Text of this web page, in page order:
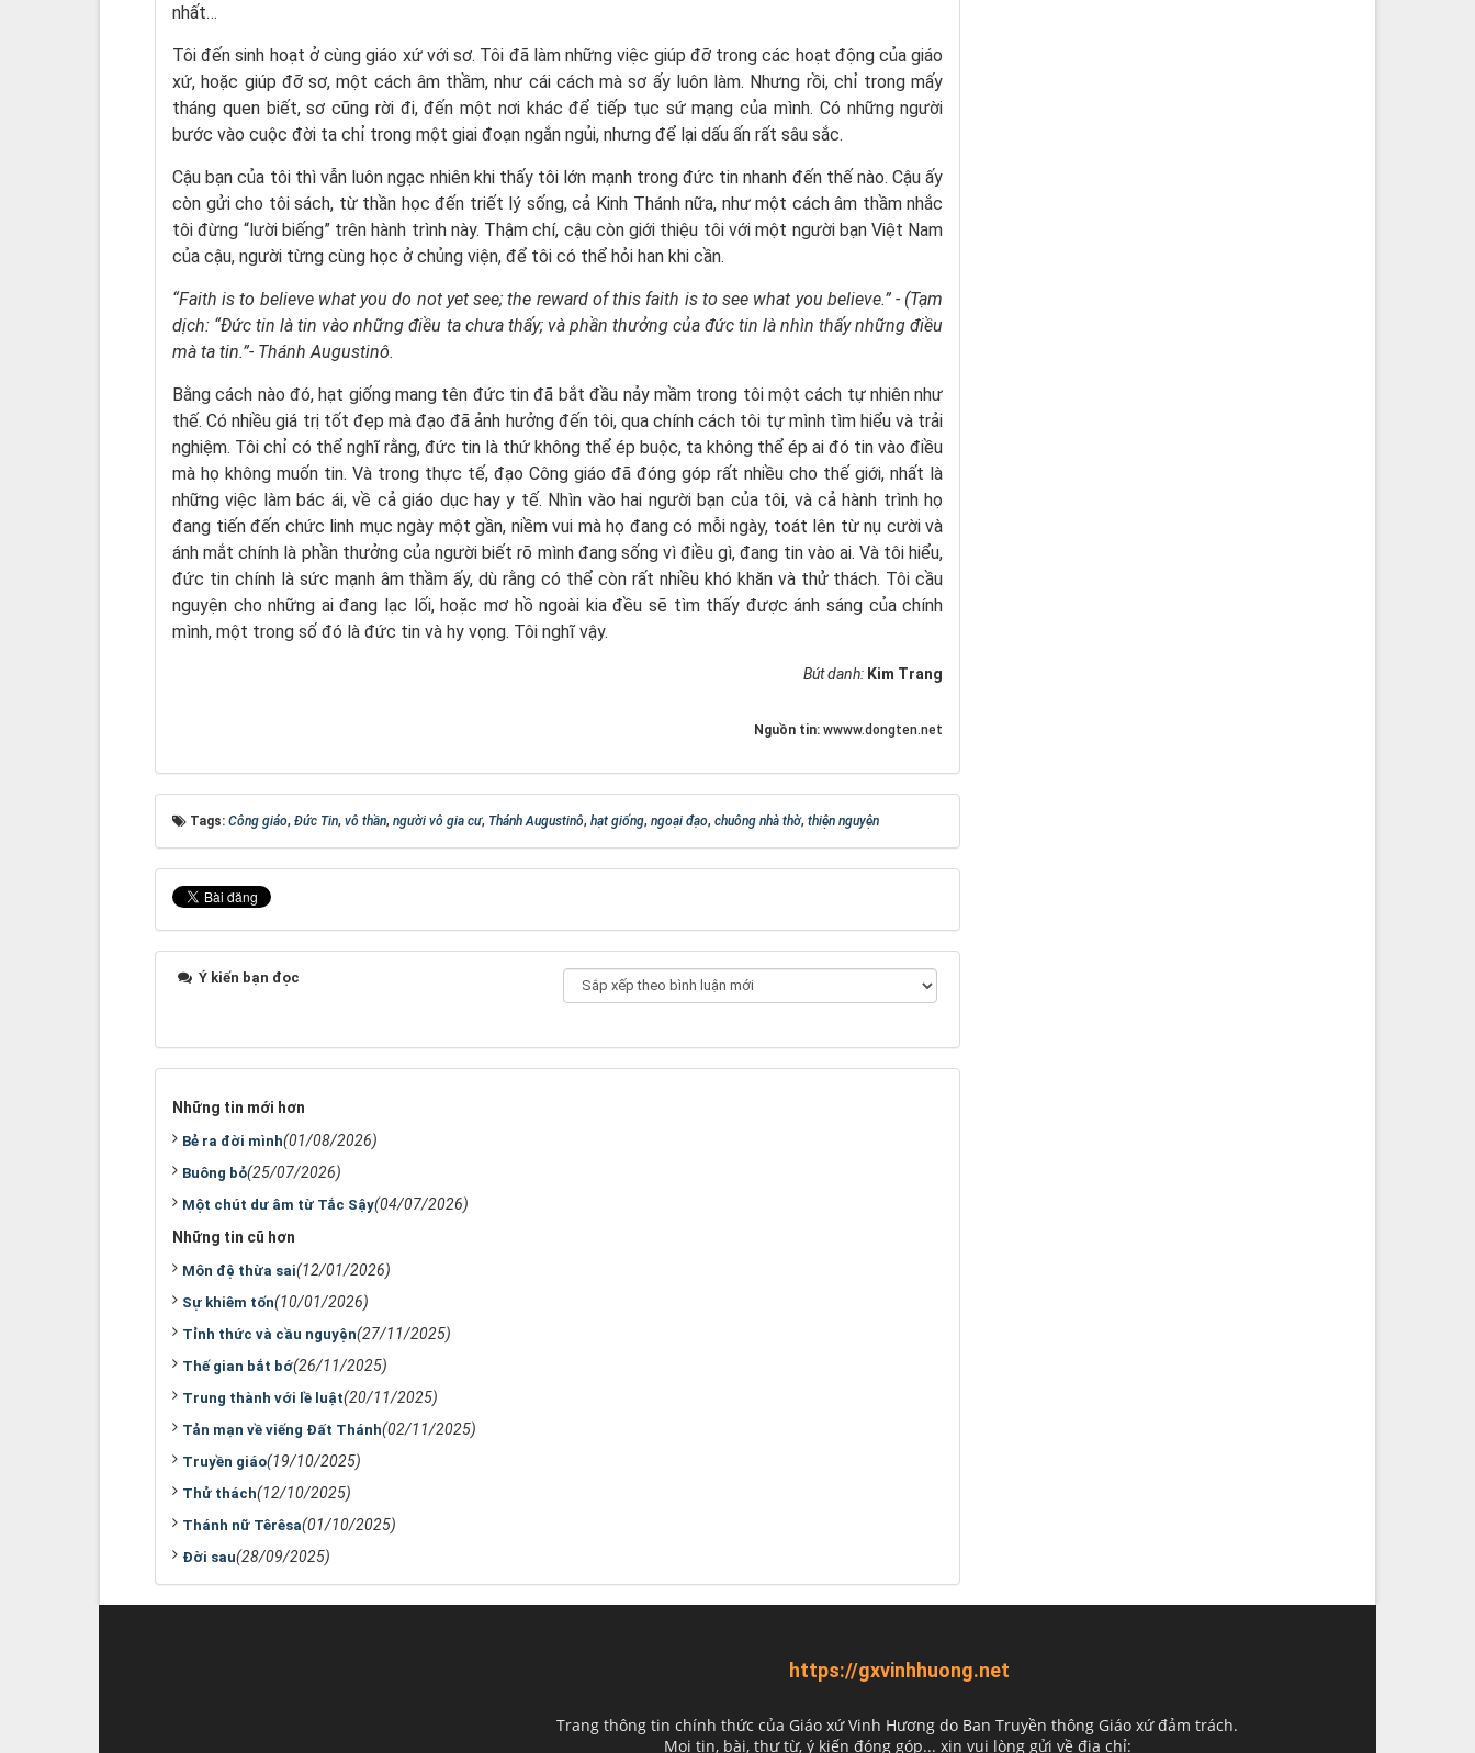
nhất…
Tôi đến sinh hoạt ở cùng giáo xứ với sơ. Tôi đã làm những việc giúp đỡ trong các hoạt động của giáo
xứ, hoặc giúp đỡ sơ, một cách âm thầm, như cái cách mà sơ ấy luôn làm. Nhưng rồi, chỉ trong mấy
tháng quen biết, sơ cũng rời đi, đến một nơi khác để tiếp tục sứ mạng của mình. Có những người
bước vào cuộc đời ta chỉ trong một giai đoạn ngắn ngủi, nhưng để lại dấu ấn rất sâu sắc.
Cậu bạn của tôi thì vẫn luôn ngạc nhiên khi thấy tôi lớn mạnh trong đức tin nhanh đến thế nào. Cậu ấy
còn gửi cho tôi sách, từ thần học đến triết lý sống, cả Kinh Thánh nữa, như một cách âm thầm nhắc
tôi đừng “lười biếng” trên hành trình này. Thậm chí, cậu còn giới thiệu tôi với một người bạn Việt Nam
của cậu, người từng cùng học ở chủng viện, để tôi có thể hỏi han khi cần.
“Faith is to believe what you do not yet see; the reward of this faith is to see what you believe.” - (Tạm
dịch: “Đức tin là tin vào những điều ta chưa thấy; và phần thưởng của đức tin là nhìn thấy những điều
mà ta tin.”- Thánh Augustinô.
Bằng cách nào đó, hạt giống mang tên đức tin đã bắt đầu nảy mầm trong tôi một cách tự nhiên như
thế. Có nhiều giá trị tốt đẹp mà đạo đã ảnh hưởng đến tôi, qua chính cách tôi tự mình tìm hiểu và trải
nghiệm. Tôi chỉ có thể nghĩ rằng, đức tin là thứ không thể ép buộc, ta không thể ép ai đó tin vào điều
mà họ không muốn tin. Và trong thực tế, đạo Công giáo đã đóng góp rất nhiều cho thế giới, nhất là
những việc làm bác ái, về cả giáo dục hay y tế. Nhìn vào hai người bạn của tôi, và cả hành trình họ
đang tiến đến chức linh mục ngày một gần, niềm vui mà họ đang có mỗi ngày, toát lên từ nụ cười và
ánh mắt chính là phần thưởng của người biết rõ mình đang sống vì điều gì, đang tin vào ai. Và tôi hiểu,
đức tin chính là sức mạnh âm thầm ấy, dù rằng có thể còn rất nhiều khó khăn và thử thách. Tôi cầu
nguyện cho những ai đang lạc lối, hoặc mơ hồ ngoài kia đều sẽ tìm thấy được ánh sáng của chính
mình, một trong số đó là đức tin và hy vọng. Tôi nghĩ vậy.
Bút danh: Kim Trang
Nguồn tin:wwww.dongten.net
Tags: Công giáo, Đức Tin, vô thần, người vô gia cư, Thánh Augustinô, hạt giống, ngoại đạo, chuông nhà thờ, thiện nguyện
Ý kiến bạn đọc
Những tin mới hơn
Bẻ ra đời mình(01/08/2026)
Buông bỏ(25/07/2026)
Một chút dư âm từ Tắc Sậy(04/07/2026)
Những tin cũ hơn
Môn đệ thừa sai(12/01/2026)
Sự khiêm tốn(10/01/2026)
Tỉnh thức và cầu nguyện(27/11/2025)
Thế gian bắt bớ(26/11/2025)
Trung thành với lề luật(20/11/2025)
Tản mạn về viếng Đất Thánh(02/11/2025)
Truyền giáo(19/10/2025)
Thử thách(12/10/2025)
Thánh nữ Têrêsa(01/10/2025)
Đời sau(28/09/2025)
https://gxvinhhuong.net
Trang thông tin chính thức của Giáo xứ Vinh Hương do Ban Truyền thông Giáo xứ đảm trách.
Mọi tin, bài, thư từ, ý kiến đóng góp... xin vui lòng gửi về địa chỉ: